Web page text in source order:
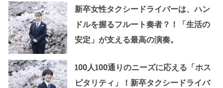
新卒女性タクシードライバーは、ハン
ドルを握るフルート奏者？！「生活の
安定」が支える最高の演奏。
100人100通りのニーズに応える「ホス
ピタリティ」！新卒タクシードライバ